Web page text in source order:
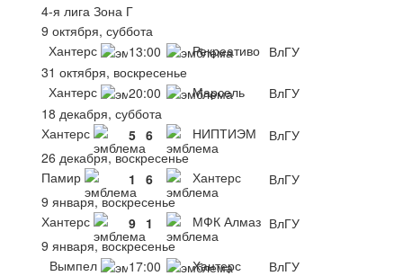
4-я лига Зона Г
9 октября, суббота
Хантерс
13:00 Рекреативо ВлГУ
31 октября, воскресенье
Хантерс
20:00 Марсель
ВлГУ
18 декабря, суббота
Хантерс
5 6 НИПТИЭМ
ВлГУ
26 декабря, воскресенье
Памир
1 6 Хантерс
ВлГУ
9 января, воскресенье
Хантерс
9 1 МФК Алмаз ВлГУ
9 января, воскресенье
Вымпел
17:00 Хантерс
ВлГУ